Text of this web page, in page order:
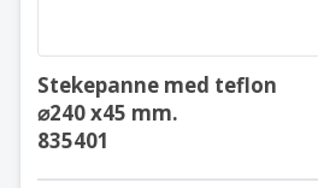
Stekepanne med teflon
⌀240 x45 mm.
835401